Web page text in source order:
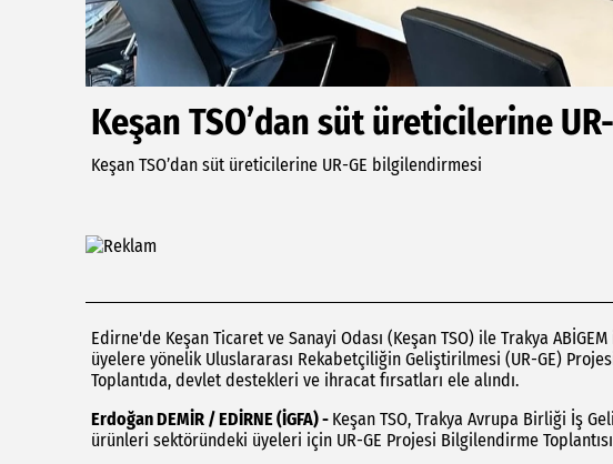
Keşan TSO’dan süt üreticilerine
Keşan TSO’dan süt üreticilerine UR-GE bilgilendirmesi
Edirne'de Keşan Ticaret ve Sanayi Odası (Keşan TSO) ile Trakya
üyelere yönelik Uluslararası Rekabetçiliğin Geliştirilmesi (UR-GE)
Toplantıda, devlet destekleri ve ihracat fırsatları ele alındı.
Erdoğan DEMİR / EDİRNE (İGFA) - Keşan TSO, Trakya Avrupa Birliği İş
ürünleri sektöründeki üyeleri için UR-GE Projesi Bilgilendirme